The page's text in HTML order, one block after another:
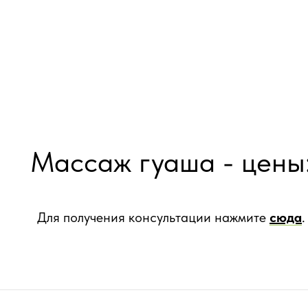
Массаж гуаша -
Для получения консультации нажмите сюда.